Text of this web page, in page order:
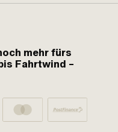
mehr fürs
Fahrtwind –